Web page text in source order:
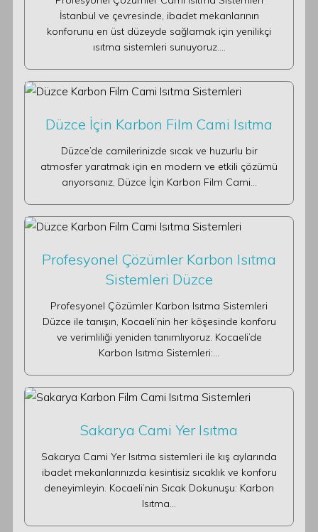
İstanbul ve çevresinde, ibadet mekanlarının
konforunu en üst düzeyde sağlamak için yenilikçi
ısıtma sistemleri sunuyoruz.…
Düzce İçin Karbon Film Cami Isıtma
Düzce’de camilerinizde sıcak ve huzurlu bir
atmosfer yaratmak için en modern ve etkili çözümü
arıyorsanız, Düzce İçin Karbon Film Cami…
Profesyonel Çözümler Karbon Isıtma
Sistemleri Düzce
Profesyonel Çözümler Karbon Isıtma Sistemleri
Düzce ile tanışın, Kocaeli’nin her köşesinde konforu
ve verimliliği yeniden tanımlıyoruz. Kocaeli’de
Karbon Isıtma Sistemleri:…
Sakarya Cami Yer Isıtma
Sakarya Cami Yer Isıtma sistemleri ile kış aylarında
ibadet mekanlarınızda kesintisiz sıcaklık ve konforu
deneyimleyin. Kocaeli’nin Sıcak Dokunuşu: Karbon
Isıtma…